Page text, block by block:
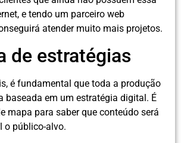
e tendo um parceiro web
atender muito mais projetos.
de estratégias
é fundamental que toda a produção
baseada em um estratégia digital. É
mapa para saber que conteúdo será
o público-alvo.